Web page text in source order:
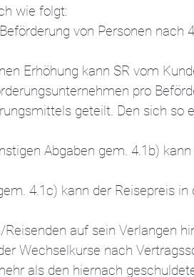
wie folgt:
von Personen
Erhöhung kann SR vom
pro
geteilt. Den sich
Abgaben gem. 4.1b)
4.1c) kann der Reisepreis
auf sein Verlangen
Wechselkurse nach
als den hiernach